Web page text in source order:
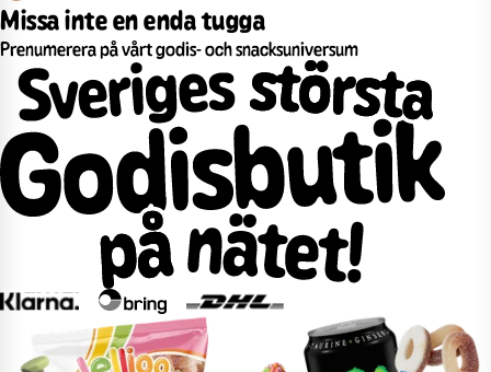
Missa inte en enda tugga
Prenumerera på vårt godis- och snacksuniversum